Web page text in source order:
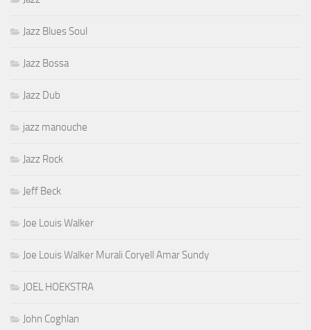
Jazz Blues Soul
Jazz Bossa
Jazz Dub
jazz manouche
Jazz Rock
Jeff Beck
Joe Louis Walker
Joe Louis Walker Murali Coryell Amar Sundy
JOEL HOEKSTRA
John Coghlan